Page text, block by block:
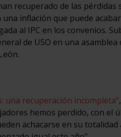
recuperado de las pérdidas
inflación que puede
al IPC en los convenios.
de USO en una asamblea
una recuperación incompleta”,
hemos perdido, con el
achacarse en su totalidad